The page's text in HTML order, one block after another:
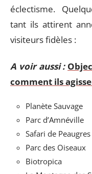
éclectisme.
tant ils attirent
visiteurs fidèles :
A voir aussi :
comment ils
Planète Sauvage
Parc d’Amnéville
Safari de Peaugres
Parc des Oiseaux
Biotropica